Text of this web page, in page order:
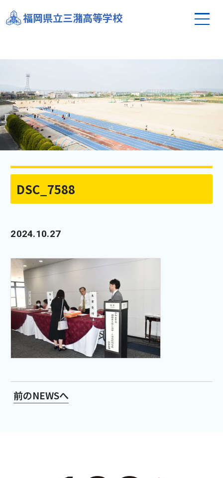
福岡県立三潴高等学校
DSC_7588
2024.10.27
前のNEWSへ